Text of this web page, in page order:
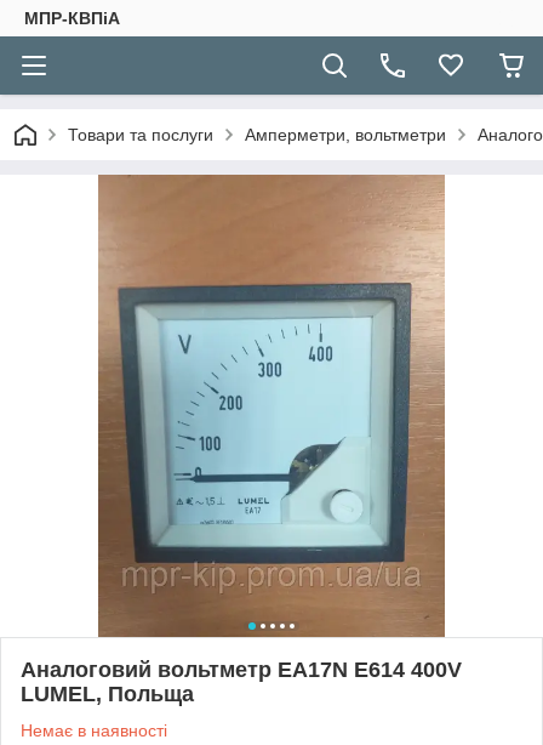
МПР-КВПіА
Товари та послуги Амперметри, вольтметри
Аналоговий вольтметр EA17N E614 400V
LUMEL, Польща
Немає в наявності